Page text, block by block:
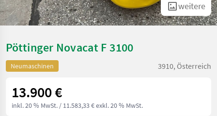
weitere
Pöttinger Novacat F 3100
Neumaschinen 3910, Österreich
13.900 €
inkl. 20 % MwSt. / 11.583,33 € exkl. 20 % MwSt.